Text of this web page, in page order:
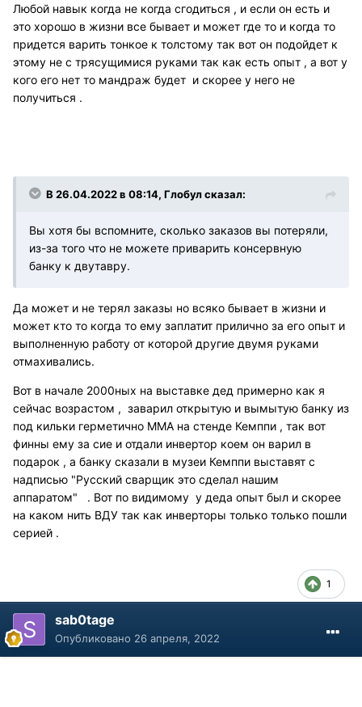
Любой навык когда не когда сгодиться , и если он есть и
это хорошо в жизни все бывает и может где то и когда то
придется варить тонкое к толстому так вот он подойдет к
этому не с трясущимися руками так как есть опыт , а вот у
кого его нет то мандраж будет и скорее у него не
получиться .
В 26.04.2022 в 08:14, Глобул сказал:
Вы хотя бы вспомните, сколько заказов вы потеряли,
из-за того что не можете приварить консервную
банку к двутавру.
Да может и не терял заказы но всяко бывает в жизни и
может кто то когда то ему заплатит прилично за его опыт и
выполненную работу от которой другие двумя руками
отмахивались.
Вот в начале 2000ных на выставке дед примерно как я
сейчас возрастом , заварил открытую и вымытую банку из
под кильки герметично ММА на стенде Кемппи , так вот
финны ему за сие и отдали инвертор коем он варил в
подарок , а банку сказали в музеи Кемппи выставят с
надписью "Русский сварщик это сделал нашим
аппаратом" . Вот по видимому у деда опыт был и скорее
на каком нить ВДУ так как инверторы только только пошли
серией .
1
sab0tage
Опубликовано 26 апреля, 2022